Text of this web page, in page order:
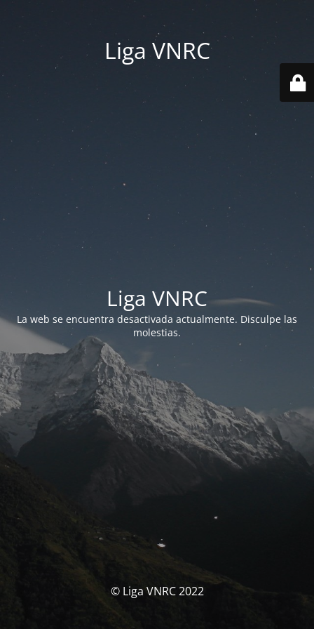
Liga VNRC
Liga VNRC
La web se encuentra desactivada actualmente. Disculpe las
molestias.
© Liga VNRC 2022